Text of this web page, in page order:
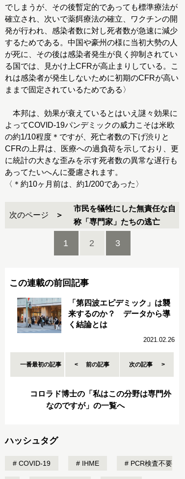
でしまうが、その後暫定的であっても標準療法が
確立され、次いで薬餌療法の確立、ワクチンの開
発が行われ、感染者数に対し死者数が急速に減少
するためである。中国や豪州の様に当初大勢の人
が死に、その後は感染者発生が良く抑制されてい
る国では、見かけ上CFRが高止まりしている。こ
れは感染者が発生しないために初期のCFRが高い
ままで固定されているためである〉
本邦は、効果が衰えているとはいえ謎々効果に
よってCOVID-19パンデミックの威力こそは米欧
の約1/10程度＊ですが、死亡者数の下げ渋りと
CFRの上昇は、医療への過負荷を示しており、更
に統計の大きな歪みを示す死者数の異常な遅行も
あってたいへんに憂慮されます。
〈＊約10ヶ月前は、約1/200であった〉
次のページ
市民を犠牲にした無責任な自
称「専門家」たちの逃亡
1 2 3
この連載の前回記事
「第四波エピデミック」は襲
来するのか？ データから導
く結論とは
2021.02.26
一番最初の記事 前の記事 次の記事
コロラド博士の「私はこの分野は専門外
なのですが」の一覧へ
ハッシュタグ
COVID-19 IHME PCR検査不要